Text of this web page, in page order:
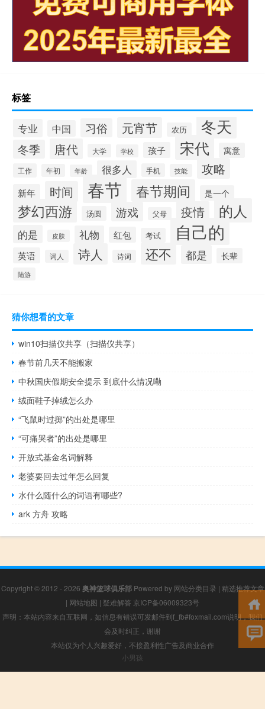
标签
专业 中国 习俗 元宵节 农历 冬天
冬季 唐代 大学 学校 孩子 宋代 寓意
工作 年初 年龄 很多人 手机 技能 攻略
新年 时间 春节 春节期间 是一个
梦幻西游 汤圆 游戏 父母 疫情 的人
的是 皮肤 礼物 红包 考试 自己的
英语 词人 诗人 诗词 还不 都是 长辈
陆游
猜你想看的文章
win10扫描仪共享（扫描仪共享）
春节前几天不能搬家
中秋国庆假期安全提示 到底什么情况嘞
绒面鞋子掉绒怎么办
“飞鼠时过掷”的出处是哪里
“可痛哭者”的出处是哪里
开放式基金名词解释
老婆要回去过年怎么回复
水什么随什么的词语有哪些?
ark 方舟 攻略
Copyright © 2012 - 2026 奥神篮球俱乐部Powered by 网站分类目录 | 精选推荐文章
| 网站地图 | 疑难解答 京ICP备06009323号
声明：本站内容来自互联网，如信息有错误可发邮件到f_fb#foxmail.com说明，我们
会及时纠正，谢谢
本站仅为个人兴趣爱好，不接盈利性广告及商业合作
小男孩